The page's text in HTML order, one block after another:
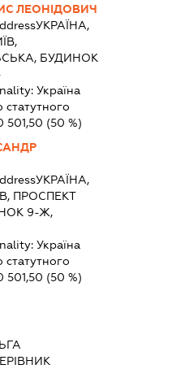
ЛЕОНІДОВИЧ
УКРАЇНА,
БУДИНОК
Україна
статутного
501,50 (50 %)
УКРАЇНА,
ПРОСПЕКТ
9-Ж,
Україна
статутного
501,50 (50 %)